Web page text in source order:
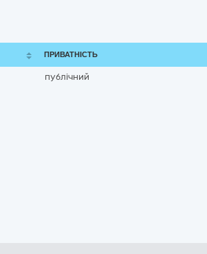
ПРИВАТНІСТЬ
публічний